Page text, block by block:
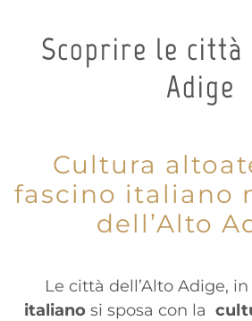
Scoprire le città
Adige
Cultura
fascino italiano
dell’Alto
Le città dell’Alto Adige,
italianosi sposa con la